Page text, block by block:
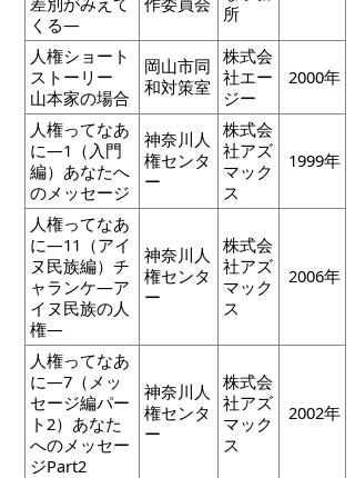
くる―
所
人権ショート
ストーリー
山本家の場合
岡山市同
和対策室
株式会
社エー
ジー
2000年
人権ってなあ
に―1（入門
編）あなたへ
のメッセージ
神奈川人
権センタ
ー
株式会
社アズ
マック
ス
1999年
人権ってなあ
に―11（アイ
ヌ民族編）チ
ャランケ―ア
イヌ民族の人
権―
神奈川人
権センタ
ー
株式会
社アズ
マック
ス
2006年
人権ってなあ
に―7（メッ
セージ編パー
ト2）あなた
へのメッセー
ジPart2
神奈川人
権センタ
ー
株式会
社アズ
マック
ス
2002年